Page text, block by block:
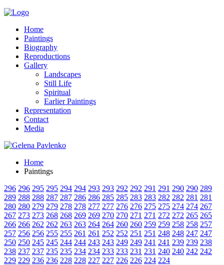
Home
Paintings
Biography
Reproductions
Gallery
Landscapes
Still Life
Spiritual
Earlier Paintings
Representation
Contact
Media
Home
Paintings
296 296 295 295 294 294 293 293 292 292 291 291 290 290 289
289 288 288 287 287 286 286 285 285 283 283 282 282 281 281
280 280 279 279 278 278 277 277 276 276 275 275 274 274 267
267 273 273 268 268 269 269 270 270 271 271 272 272 265 265
266 266 262 262 263 263 264 264 260 260 259 259 258 258 257
257 256 256 255 255 261 261 252 252 251 251 248 248 247 247
250 250 245 245 244 244 243 243 249 249 241 241 239 239 238
238 237 237 235 235 234 234 233 233 231 231 240 240 242 242
229 229 236 236 228 228 227 227 226 226 224 224